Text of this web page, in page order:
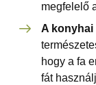
megfelelő
A konyhai
hogy a fa
fát